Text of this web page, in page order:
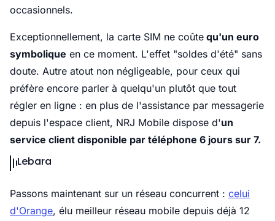
occasionnels.
Exceptionnellement, la carte SIM ne coûte qu'un euro
symbolique en ce moment. L'effet "soldes d'été" sans
doute. Autre atout non négligeable, pour ceux qui
préfère encore parler à quelqu'un plutôt que tout
régler en ligne : en plus de l'assistance par messagerie
depuis l'espace client, NRJ Mobile dispose d'un
service client disponible par téléphone 6 jours sur 7.
Lebara
Passons maintenant sur un réseau concurrent : celui
d'Orange, élu meilleur réseau mobile depuis déjà 12